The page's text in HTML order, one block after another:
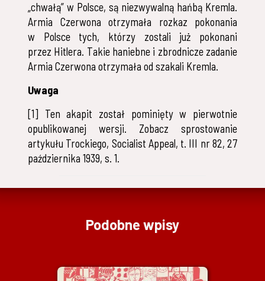
„chwałą” w Polsce, są niezwywalną hańbą Kremla.
Armia Czerwona otrzymała rozkaz pokonania
w Polsce tych, którzy zostali już pokonani
przez Hitlera. Takie haniebne i zbrodnicze zadanie
Armia Czerwona otrzymała od szakali Kremla.
Uwaga
[1] Ten akapit został pominięty w pierwotnie
opublikowanej wersji. Zobacz sprostowanie
artykułu Trockiego, Socialist Appeal, t. III nr 82, 27
października 1939, s. 1.
Podobne wpisy